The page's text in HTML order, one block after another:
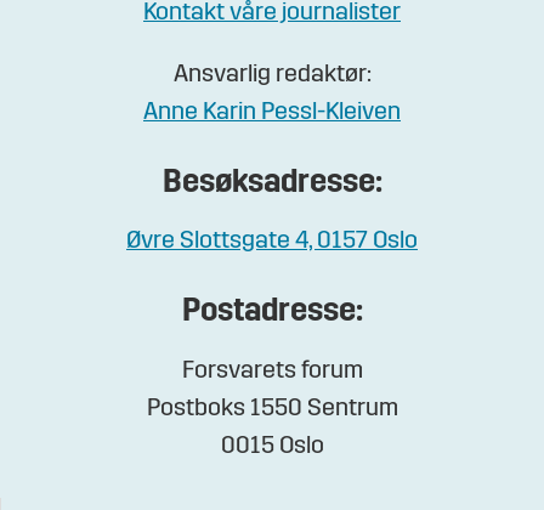
Kontakt våre journalister
Ansvarlig redaktør:
Anne Karin Pessl-Kleiven
Besøksadresse:
Øvre Slottsgate 4, 0157 Oslo
Postadresse:
Forsvarets forum
Postboks 1550 Sentrum
0015 Oslo